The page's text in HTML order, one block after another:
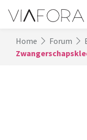
Home Forum